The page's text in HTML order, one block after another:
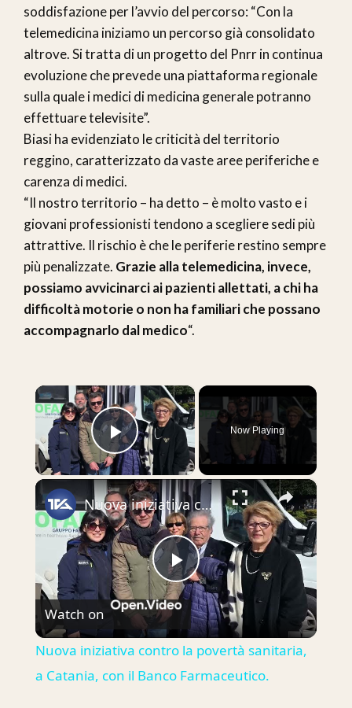
soddisfazione per l’avvio del percorso: “Con la
telemedicina iniziamo un percorso già consolidato
altrove. Si tratta di un progetto del Pnrr in continua
evoluzione che prevede una piattaforma regionale
sulla quale i medici di medicina generale potranno
effettuare televisite”.
Biasi ha evidenziato le criticità del territorio
reggino, caratterizzato da vaste aree periferiche e
carenza di medici.
“Il nostro territorio – ha detto – è molto vasto e i
giovani professionisti tendono a scegliere sedi più
attrattive. Il rischio è che le periferie restino sempre
più penalizzate. Grazie alla telemedicina, invece,
possiamo avvicinarci ai pazienti allettati, a chi ha
difficoltà motorie o non ha familiari che possano
accompagnarlo dal medico“.
×
Play Video
Now Playing
×
Play
Video
Nuova iniziativa contro la povertà sanitaria, a Catania, con il Banco Farmaceutico.
Watch on
Nuova iniziativa contro la povertà sanitaria,
a Catania, con il Banco Farmaceutico.